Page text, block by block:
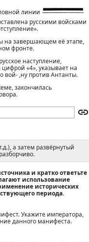
линии
русскими войсками
на завершающем её этапе,
фронте.
наступление,
«4», указывает на
вой- ,ну против Антанты.
закончилась
а затем развёрнутый
и кратко ответьте
использование
исторических
периода.
Укажите императора,
данного манифеста.